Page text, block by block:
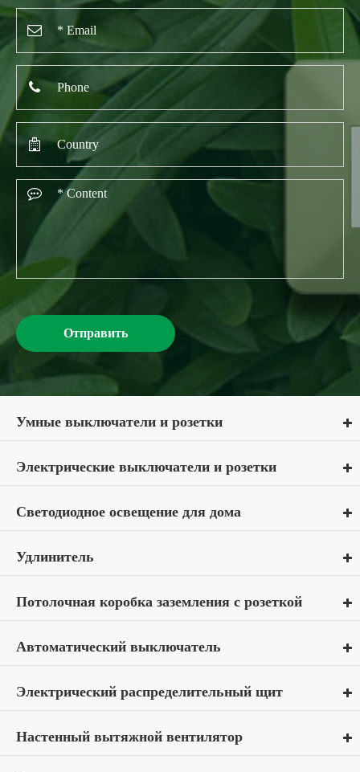
Отправить
Умные выключатели и розетки
Электрические выключатели и розетки
Светодиодное освещение для дома
Удлинитель
Потолочная коробка заземления с розеткой
Автоматический выключатель
Электрический распределительный щит
Настенный вытяжной вентилятор